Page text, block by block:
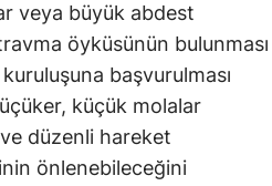
veya büyük abdest
öyküsünün bulunması
başvurulması
küçük molalar
ve düzenli hareket
önlenebileceğini